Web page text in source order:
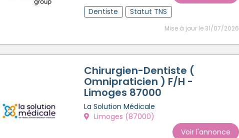
Dentiste
Statut TNS
Mise à jour le 31/07/2026
Chirurgien-Dentiste (
Omnipraticien ) F/H -
Limoges 87000
La Solution Médicale
Limoges (87000)
Voir l'annonce